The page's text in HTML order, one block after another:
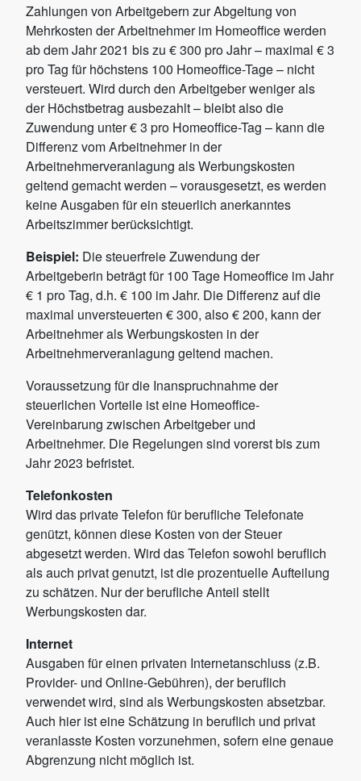
Zahlungen von Arbeitgebern zur Abgeltung von
Mehrkosten der Arbeitnehmer im Homeoffice werden
ab dem Jahr 2021 bis zu € 300 pro Jahr – maximal € 3
pro Tag für höchstens 100 Homeoffice-Tage – nicht
versteuert. Wird durch den Arbeitgeber weniger als
der Höchstbetrag ausbezahlt – bleibt also die
Zuwendung unter € 3 pro Homeoffice-Tag – kann die
Differenz vom Arbeitnehmer in der
Arbeitnehmerveranlagung als Werbungskosten
geltend gemacht werden – vorausgesetzt, es werden
keine Ausgaben für ein steuerlich anerkanntes
Arbeitszimmer berücksichtigt.
Beispiel: Die steuerfreie Zuwendung der
Arbeitgeberin beträgt für 100 Tage Homeoffice im Jahr
€ 1 pro Tag, d.h. € 100 im Jahr. Die Differenz auf die
maximal unversteuerten € 300, also € 200, kann der
Arbeitnehmer als Werbungskosten in der
Arbeitnehmerveranlagung geltend machen.
Voraussetzung für die Inanspruchnahme der
steuerlichen Vorteile ist eine Homeoffice-
Vereinbarung zwischen Arbeitgeber und
Arbeitnehmer. Die Regelungen sind vorerst bis zum
Jahr 2023 befristet.
Telefonkosten
Wird das private Telefon für berufliche Telefonate
genützt, können diese Kosten von der Steuer
abgesetzt werden. Wird das Telefon sowohl beruflich
als auch privat genutzt, ist die prozentuelle Aufteilung
zu schätzen. Nur der berufliche Anteil stellt
Werbungskosten dar.
Internet
Ausgaben für einen privaten Internetanschluss (z.B.
Provider- und Online-Gebühren), der beruflich
verwendet wird, sind als Werbungskosten absetzbar.
Auch hier ist eine Schätzung in beruflich und privat
veranlasste Kosten vorzunehmen, sofern eine genaue
Abgrenzung nicht möglich ist.